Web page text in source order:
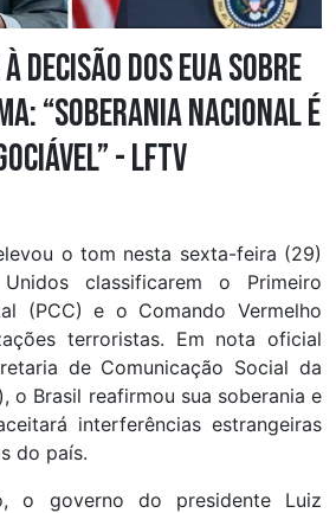
decisão dos EUA sobre
“Soberania nacional é
- LFTV
o tom nesta sexta-feira (29)
classificarem o Primeiro
(PCC) e o Comando Vermelho
terroristas. Em nota oficial
de Comunicação Social da
o Brasil reafirmou sua soberania e
interferências estrangeiras
do país.
o governo do presidente Luiz